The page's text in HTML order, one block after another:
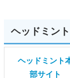
ヘッドミン
ヘッドミント
部サイト